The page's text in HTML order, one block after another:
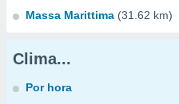
Massa Marittima (31.62 km)
Clima...
Por hora